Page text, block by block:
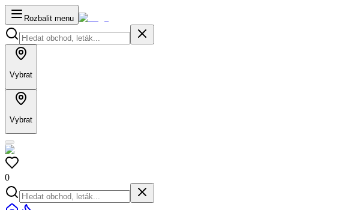
Rozbalit menu
Vybrat
Vybrat
0